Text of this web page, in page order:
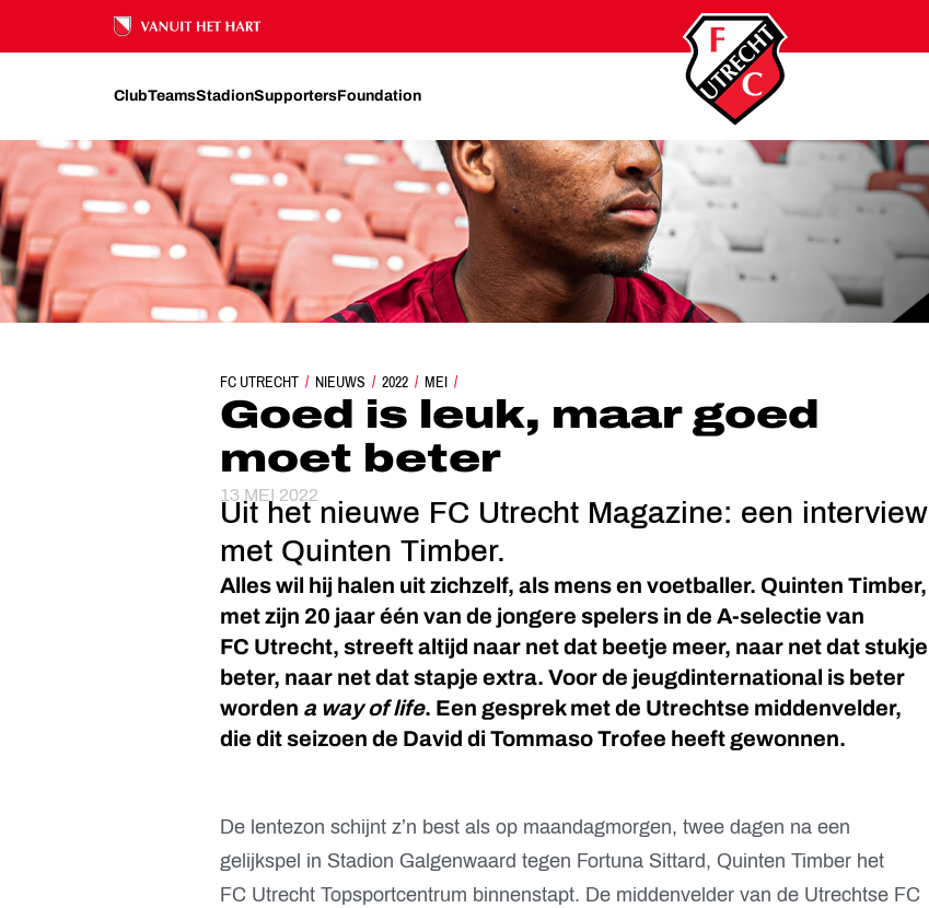
Ons nalatenschap
ClubTeamsStadionSupportersFoundation
FC UTRECHT NIEUWS 2022 MEI
GOED IS LEUK, MAAR GOED MOET BETER
Goed is leuk, maar goed
moet beter
13 MEI 2022
Uit het nieuwe FC Utrecht Magazine: een interview
met Quinten Timber.
Alles wil hij halen uit zichzelf, als mens en voetballer. Quinten Timber,
met zijn 20 jaar één van de jongere spelers in de A-selectie van
FC Utrecht, streeft altijd naar net dat beetje meer, naar net dat stukje
beter, naar net dat stapje extra. Voor de jeugdinternational is beter
worden a way of life. Een gesprek met de Utrechtse middenvelder,
die dit seizoen de David di Tommaso Trofee heeft gewonnen.
De lentezon schijnt z’n best als op maandagmorgen, twee dagen na een
gelijkspel in Stadion Galgenwaard tegen Fortuna Sittard, Quinten Timber het
FC Utrecht Topsportcentrum binnenstapt. De middenvelder van de Utrechtse FC